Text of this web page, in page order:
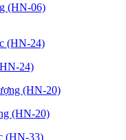
(HN-06)
24)
(HN-20)